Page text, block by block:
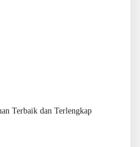
Terbaik dan Terlengkap